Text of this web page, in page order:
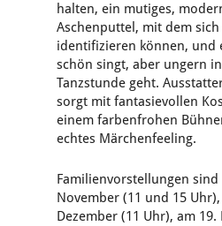
halten, ein mutiges,
Aschenputtel, mit dem
identifizieren können, und
schön singt, aber ungern
Tanzstunde geht. Ausstatter
sorgt mit fantasievollen
einem farbenfrohen
echtes Märchenfeeling.
Familienvorstellungen sind
November (11 und 15
Dezember (11 Uhr), am 19.